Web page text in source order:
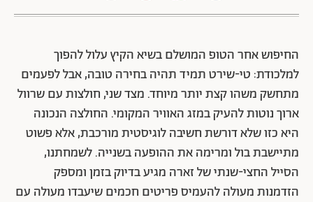
החיפוש אחר הטופ המושלם בשיא הקיץ עלול להפוך
למלכודת: טי-שירט תמיד תהיה בחירה טובה, אבל לפעמים
מתחשק משהו קצת יותר מיוחד. מצד שני, חולצות עם שרוול
ארוך נוטות להעיק במזג האוויר המקומי. החולצה הנכונה
היא כזו שלא דורשת חשיבה לוגיסטית מורכבת, אלא פשוט
מתיישבת בול ומרימה את ההופעה בשנייה. לשמחתנו,
הסייל החצי-שנתי של זארה מגיע בדיוק בזמן ומספק
הזדמנות מעולה להעמיס פריטים חכמים שיעבדו מעולה עם